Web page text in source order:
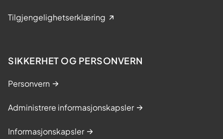
Tilgjengelighetserklæring
SIKKERHET OG PERSONVERN
Personvern
Administrere informasjonskapsler
Informasjonskapsler